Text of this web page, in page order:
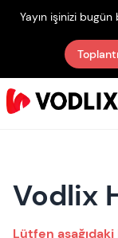
Yayın işinizi
Vodlix
Lütfen